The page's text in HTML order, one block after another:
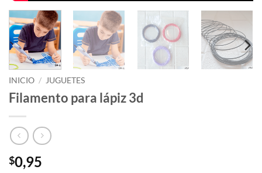
INICIO / JUGUETES
Filamento para lápiz 3d
$0,95